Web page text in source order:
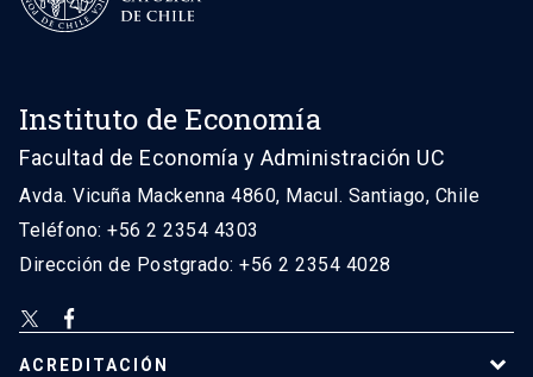
Instituto de Economía
Facultad de Economía y Administración UC
Avda. Vicuña Mackenna 4860, Macul. Santiago, Chile
Teléfono: +56 2 2354 4303
Dirección de Postgrado: +56 2 2354 4028
ACREDITACIÓN